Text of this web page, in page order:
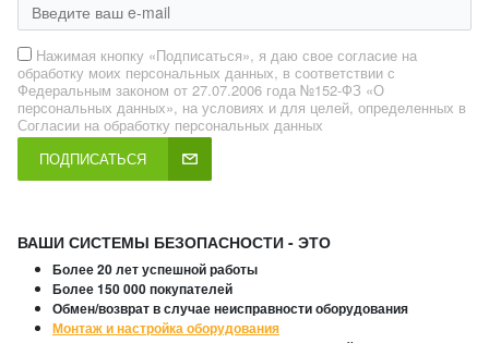
Нажимая кнопку «Подписаться», я даю свое согласие на
обработку моих персональных данных, в соответствии с
Федеральным законом от 27.07.2006 года №152-ФЗ «О
персональных данных», на условиях и для целей, определенных в
Согласии на обработку персональных данных
ПОДПИСАТЬСЯ
ВАШИ СИСТЕМЫ БЕЗОПАСНОСТИ - ЭТО
Более 20 лет успешной работы
Более 150 000 покупателей
Обмен/возврат в случае неисправности оборудования
Монтаж и настройка оборудования